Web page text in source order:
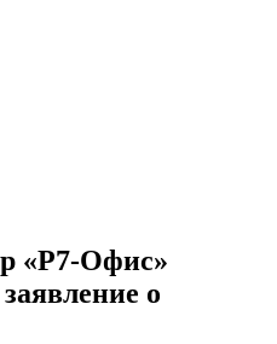
«Р7-Офис»
о